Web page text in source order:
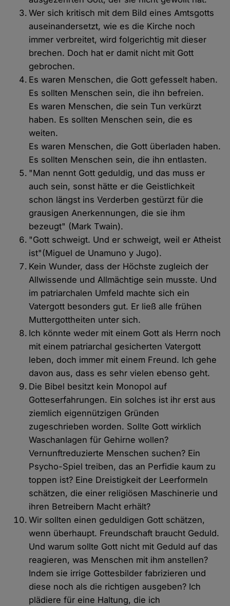
Wer sich kritisch mit dem Bild eines Amtsgotts
auseinandersetzt, wie es die Kirche noch
immer verbreitet, wird folgerichtig mit dieser
brechen. Doch hat er damit nicht mit Gott
gebrochen.
Es waren Menschen, die Gott gefesselt haben.
Es sollten Menschen sein, die ihn befreien.
Es waren Menschen, die sein Tun verkürzt
haben. Es sollten Menschen sein, die es
weiten.
Es waren Menschen, die Gott überladen haben.
Es sollten Menschen sein, die ihn entlasten.
"Man nennt Gott geduldig, und das muss er
auch sein, sonst hätte er die Geistlichkeit
schon längst ins Verderben gestürzt für die
grausigen Anerkennungen, die sie ihm
bezeugt" (Mark Twain).
"Gott schweigt. Und er schweigt, weil er Atheist
ist"(Miguel de Unamuno y Jugo).
Kein Wunder, dass der Höchste zugleich der
Allwissende und Allmächtige sein musste. Und
im patriarchalen Umfeld machte sich ein
Vatergott besonders gut. Er ließ alle frühen
Muttergottheiten unter sich.
Ich könnte weder mit einem Gott als Herrn noch
mit einem patriarchal gesicherten Vatergott
leben, doch immer mit einem Freund. Ich gehe
davon aus, dass es sehr vielen ebenso geht.
Die Bibel besitzt kein Monopol auf
Gotteserfahrungen. Ein solches ist ihr erst aus
ziemlich eigennützigen Gründen
zugeschrieben worden. Sollte Gott wirklich
Waschanlagen für Gehirne wollen?
Vernunftreduzierte Menschen suchen? Ein
Psycho-Spiel treiben, das an Perfidie kaum zu
toppen ist? Eine Dreistigkeit der Leerformeln
schätzen, die einer religiösen Maschinerie und
ihren Betreibern Macht erhält?
Wir sollten einen geduldigen Gott schätzen,
wenn überhaupt. Freundschaft braucht Geduld.
Und warum sollte Gott nicht mit Geduld auf das
reagieren, was Menschen mit ihm anstellen?
Indem sie irrige Gottesbilder fabrizieren und
diese noch als die richtigen ausgeben? Ich
plädiere für eine Haltung, die ich